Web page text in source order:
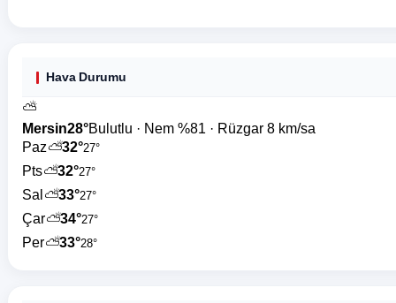
Hava Durumu
⛅
Mersin28°Bulutlu · Nem %81 · Rüzgar 8 km/sa
Paz⛅32°27°
Pts⛅32°27°
Sal ⛅33°27°
Çar⛅34°27°
Per⛅33°28°